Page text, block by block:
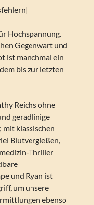
Hochspannung.
Gegenwart und
ist manchmal ein
bis zur letzten
Reichs ohne
geradlinige
mit klassischen
Blutvergießen,
Thriller
und Ryan ist
um unsere
ebenso